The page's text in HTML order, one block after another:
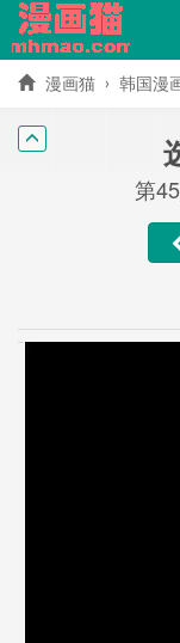
漫画猫 韩国漫
第